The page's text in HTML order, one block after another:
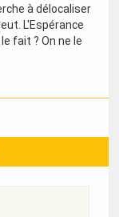
à délocaliser
L'Espérance
fait ? On ne le